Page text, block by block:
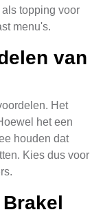
topping voor
menu's.
van
Het
het een
houden dat
Kies dus voor